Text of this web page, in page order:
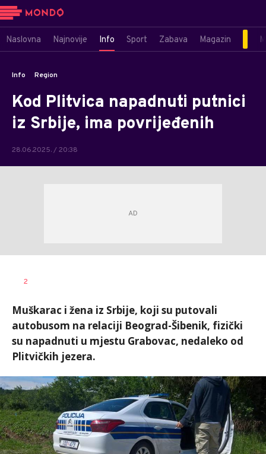
Naslovna Najnovije Info Sport Zabava Magazin
Info Region
Kod Plitvica napadnuti putnici
iz Srbije, ima povrijeđenih
28.06.2025. / 20:38
AUTOR
2
Muškarac i žena iz Srbije, koji su putovali
autobusom na relaciji Beograd-Šibenik, fizički
su napadnuti u mjestu Grabovac, nedaleko od
Plitvičkih jezera.